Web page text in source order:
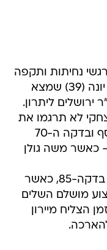
נחיתות ותקפה
ללא הרף, אבל היה זה דווקא עדי יונה (39) שמצא
ליתרון.
לא תרגמו את
המצבים שהגיעו אליהם לשער נוסף ובדקה ה-70
- כאשר משה גולן
נדמה היה שהדרמה הגיעה לשיא בדקה-85, כאשר
מושלם השלים
הצליח מיירון